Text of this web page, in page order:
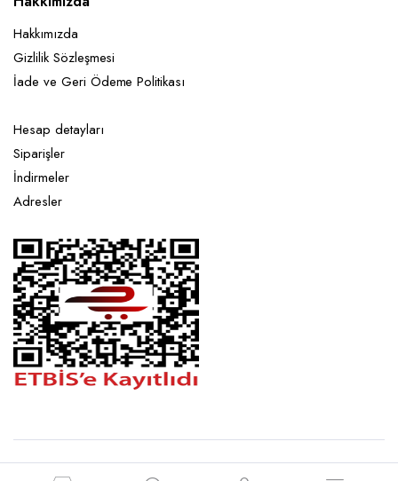
Hakkımızda
Gizlilik Sözleşmesi
İade ve Geri Ödeme Politikası
Hesap detayları
Siparişler
İndirmeler
Adresler